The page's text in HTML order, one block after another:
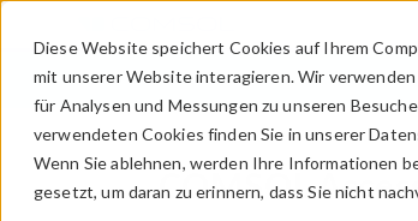
Diese Website speichert Cookies auf Ihrem
mit unserer Website interagieren. Wir
für Analysen und Messungen zu unseren
verwendeten Cookies finden Sie in unserer
Wenn Sie ablehnen, werden Ihre Informationen
gesetzt, um daran zu erinnern, dass Sie nicht
COMSOL